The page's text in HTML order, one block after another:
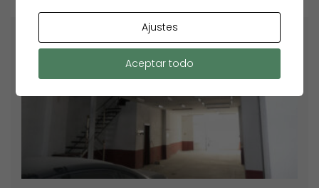
Venta
Ajustes
Aceptar todo